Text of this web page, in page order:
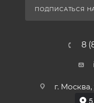
ПОДПИСАТЬСЯ
8
г.